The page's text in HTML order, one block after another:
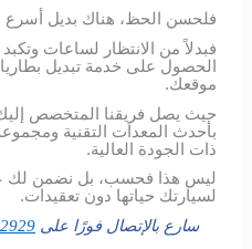
فلحسن الحظ، هناك بديل أسرع
فبدلاً من الانتظار لساعات
الحصول على خدمة تبديل
موقعك.
حيث يصل فريقنا المتخصص
بأحدث المعدات التقنية
ذات الجودة العالية.
ليس هذا فحسب، بل نضمن لك
لسيارتك حياتها دون تعقيدات.
سارع بالإتصال فورًا على